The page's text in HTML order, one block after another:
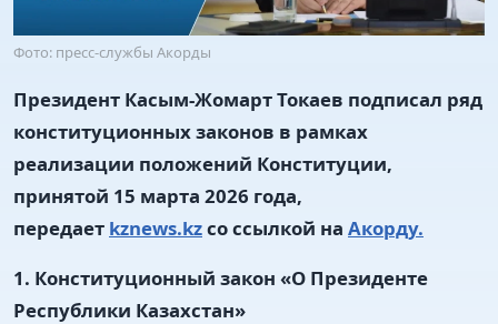
Фото: пресс-службы Акорды
Президент Касым-Жомарт Токаев подписал ряд
конституционных законов в рамках
реализации положений Конституции,
принятой 15 марта 2026 года,
передает kznews.kzсо ссылкой на Акорду.
1. Конституционный закон «О Президенте
Республики Казахстан»